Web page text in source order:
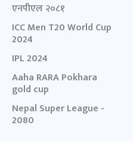
एनपीएल २०८१
ICC Men T20 World Cup
2024
IPL 2024
Aaha RARA Pokhara
gold cup
Nepal Super League -
2080